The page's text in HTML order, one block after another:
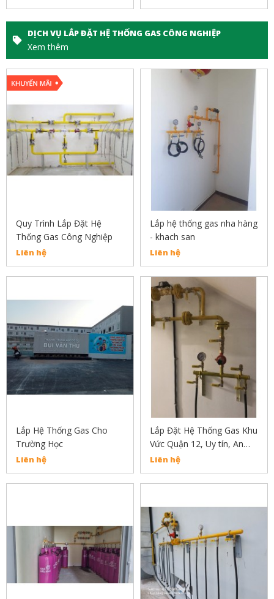
DỊCH VỤ LẮP ĐẶT HỆ THỐNG GAS CÔNG NGHIỆP
Xem thêm
Quy Trình Lắp Đặt Hệ
Thống Gas Công Nghiệp
Liên hệ
Lắp hệ thống gas nha hàng
- khach san
Liên hệ
Lắp Hệ Thống Gas Cho
Trường Học
Liên hệ
Lắp Đặt Hệ Thống Gas Khu
Vức Quận 12, Uy tín, An
Toàn, Chất Lượng
Liên hệ